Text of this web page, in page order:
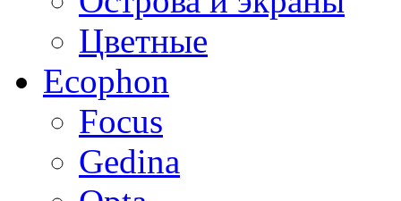
Цветные
Ecophon
Focus
Gedina